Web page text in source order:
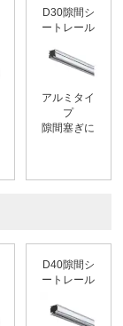
D30隙間シ
ートレール
アルミタイ
プ
隙間塞ぎに
D40隙間シ
ートレール